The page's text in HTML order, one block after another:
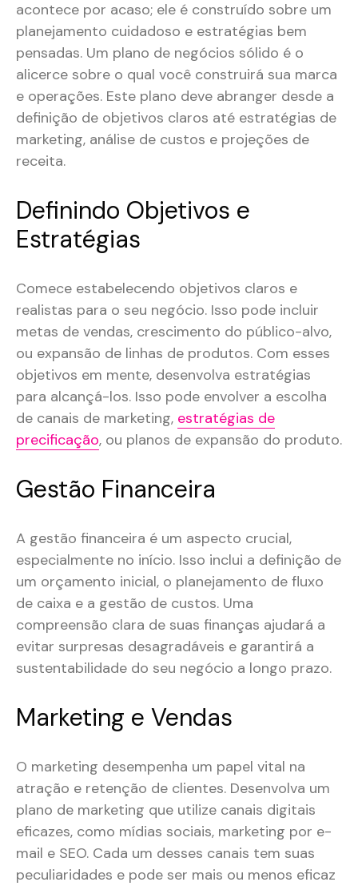
acontece por acaso; ele é construído sobre um
planejamento cuidadoso e estratégias bem
pensadas. Um plano de negócios sólido é o
alicerce sobre o qual você construirá sua marca
e operações. Este plano deve abranger desde a
definição de objetivos claros até estratégias de
marketing, análise de custos e projeções de
receita.
Definindo Objetivos e
Estratégias
Comece estabelecendo objetivos claros e
realistas para o seu negócio. Isso pode incluir
metas de vendas, crescimento do público-alvo,
ou expansão de linhas de produtos. Com esses
objetivos em mente, desenvolva estratégias
para alcançá-los. Isso pode envolver a escolha
de canais de marketing, estratégias de
precificação, ou planos de expansão do produto.
Gestão Financeira
A gestão financeira é um aspecto crucial,
especialmente no início. Isso inclui a definição de
um orçamento inicial, o planejamento de fluxo
de caixa e a gestão de custos. Uma
compreensão clara de suas finanças ajudará a
evitar surpresas desagradáveis e garantirá a
sustentabilidade do seu negócio a longo prazo.
Marketing e Vendas
O marketing desempenha um papel vital na
atração e retenção de clientes. Desenvolva um
plano de marketing que utilize canais digitais
eficazes, como mídias sociais, marketing por e-
mail e SEO. Cada um desses canais tem suas
peculiaridades e pode ser mais ou menos eficaz